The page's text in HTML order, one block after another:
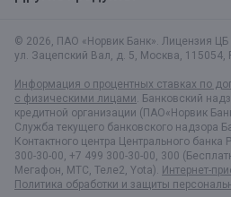
© 2026, ПАО «Норвик Банк». Лицензия
ул. Зацепский Вал, д. 5, Москва, 115054,
Информация о процентных ставках по
с физическими лицами. Банковский
кредитной организации (ПАО«Норвик
Служба текущего банковского надзора
Контактного центра Центрального
300-30-00, +7 499 300-30-00, 300
Мегафон, МТС, Теле2, Yota). Интернет-
Политика обработки и защиты